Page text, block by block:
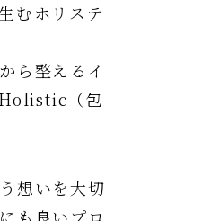
むホリステ
ら整えるイ
Holistic（包
想いを大切